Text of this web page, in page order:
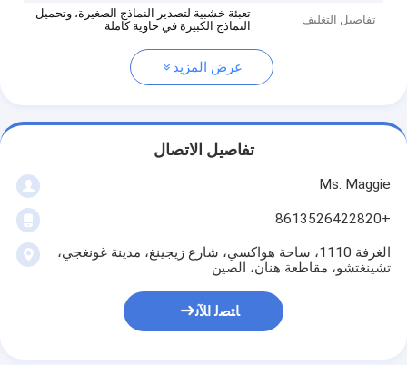
تفاصيل التغليف
تعبئة خشبية لتصدير النماذج الصغيرة، وتحميل
النماذج الكبيرة في حاوية كاملة
عرض المزيد
تفاصيل الاتصال
Ms. Maggie
+8613526422820
الغرفة 1110، ساحة هواكسي، شارع زيجينغ، مدينة غونغجي،
تشينغتشو، مقاطعة هنان، الصين
ﺎﺘﺼﻟ ﺍﻶﻧ